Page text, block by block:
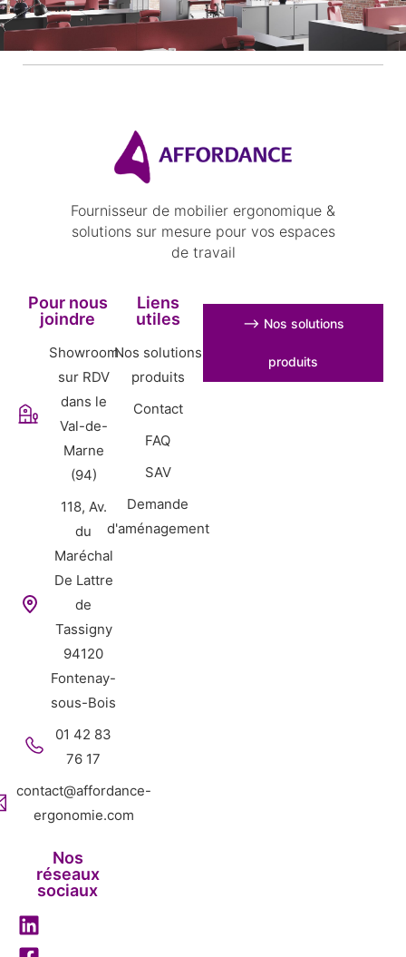
Fournisseur de mobilier ergonomique &
solutions sur mesure pour vos espaces
de travail
Pour nous
joindre
Showroom
sur RDV
dans le
Val-de-
Marne
(94)
118, Av.
du
Maréchal
De Lattre
de
Tassigny
94120
Fontenay-
sous-Bois
01 42 83
76 17
contact@affordance-
ergonomie.com
Nos
réseaux
sociaux
Liens
utiles
Nos solutions
produits
Contact
FAQ
SAV
Demande
d'aménagement
⟶ Nos solutions
produits